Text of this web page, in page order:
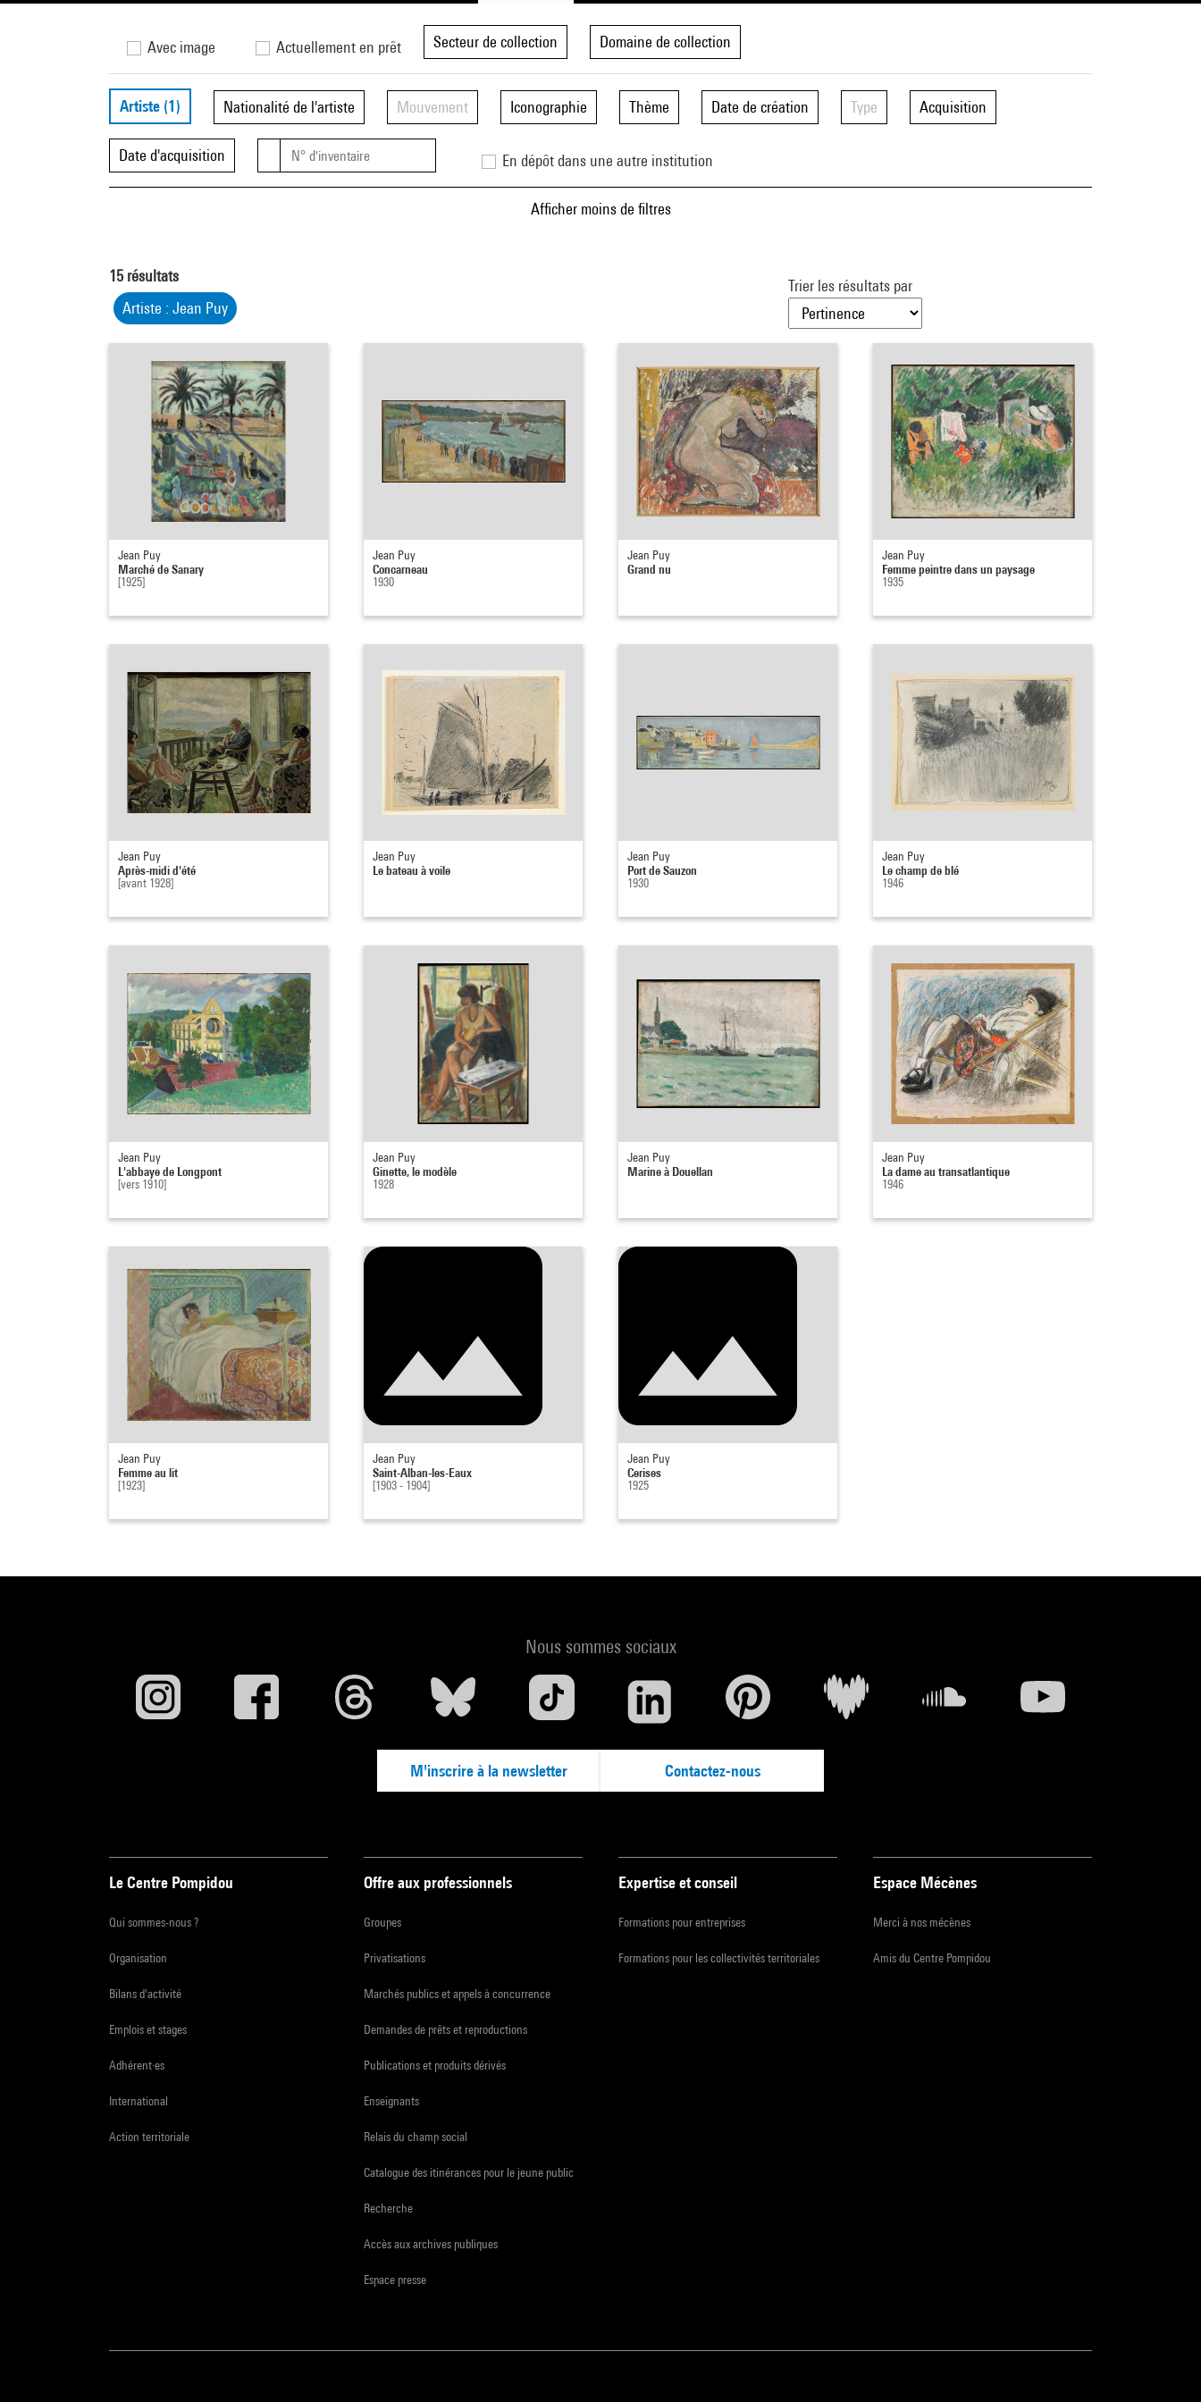
Avec image Actuellement en prêt Secteur de collection Domaine de collection
Artiste (1) Nationalité de l'artiste Mouvement Iconographie Thème Date de création Type Acquisition
Date d'acquisition En dépôt dans une autre institution
Afficher moins de filtres
15 résultats
Artiste : Jean Puy
Trier les résultats par
Jean Puy
Marché de Sanary
[1925]
Jean Puy
Concarneau
1930
Jean Puy
Grand nu
Jean Puy
Femme peintre dans un paysage
1935
Jean Puy
Après-midi d'été
[avant 1928]
Jean Puy
Le bateau à voile
Jean Puy
Port de Sauzon
1930
Jean Puy
Le champ de blé
1946
Jean Puy
L'abbaye de Longpont
[vers 1910]
Jean Puy
Ginette, le modèle
1928
Jean Puy
Marine à Douellan
Jean Puy
La dame au transatlantique
1946
Jean Puy
Femme au lit
[1923]
Jean Puy
Saint-Alban-les-Eaux
[1903 - 1904]
Jean Puy
Cerises
1925
Nous sommes sociaux
M'inscrire à la newsletter Contactez-nous
Le Centre Pompidou
Qui sommes-nous ?
Organisation
Bilans d'activité
Emplois et stages
Adhérent·es
International
Action territoriale
Offre aux professionnels
Groupes
Privatisations
Marchés publics et appels à concurrence
Demandes de prêts et reproductions
Publications et produits dérivés
Enseignants
Relais du champ social
Catalogue des itinérances pour le jeune public
Recherche
Accès aux archives publiques
Espace presse
Expertise et conseil
Formations pour entreprises
Formations pour les collectivités territoriales
Espace Mécènes
Merci à nos mécènes
Amis du Centre Pompidou